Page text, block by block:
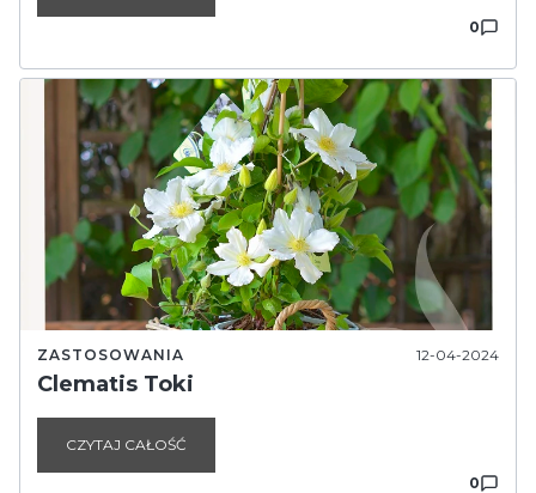
0
ZASTOSOWANIA 12-04-2024
Clematis Toki
CZYTAJ CAŁOŚĆ
0